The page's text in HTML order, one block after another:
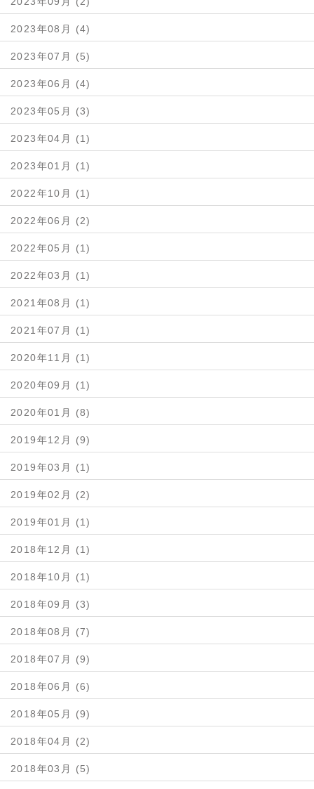
2023年08月 (4)
2023年07月 (5)
2023年06月 (4)
2023年05月 (3)
2023年04月 (1)
2023年01月 (1)
2022年10月 (1)
2022年06月 (2)
2022年05月 (1)
2022年03月 (1)
2021年08月 (1)
2021年07月 (1)
2020年11月 (1)
2020年09月 (1)
2020年01月 (8)
2019年12月 (9)
2019年03月 (1)
2019年02月 (2)
2019年01月 (1)
2018年12月 (1)
2018年10月 (1)
2018年09月 (3)
2018年08月 (7)
2018年07月 (9)
2018年06月 (6)
2018年05月 (9)
2018年04月 (2)
2018年03月 (5)